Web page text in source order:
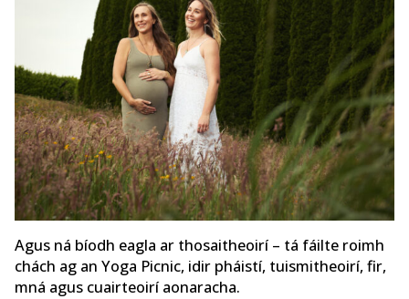
Agus ná bíodh eagla ar thosaitheoirí – tá fáilte roimh
chách ag an Yoga Picnic, idir pháistí, tuismitheoirí, fir,
mná agus cuairteoirí aonaracha.